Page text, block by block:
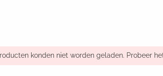
konden niet worden geladen. Probeer